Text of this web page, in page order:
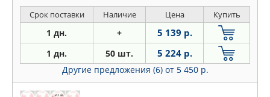
CAMRY седан 2.4
Срок поставки Наличие Цена Купить
1 дн. + 5 139 р.
1 дн. 50 шт. 5 224 р.
Другие предложения (6) от 5 450 р.